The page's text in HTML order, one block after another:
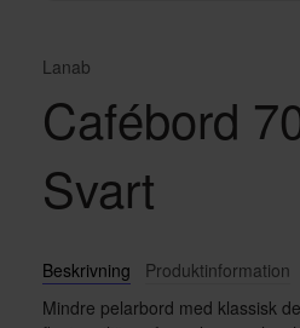
Lanab
Cafébord
Svart
Beskrivning
Produktinformation
Mindre pelarbord med klassisk